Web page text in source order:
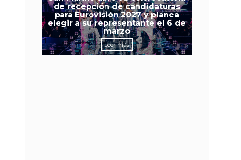
de recepción de candidaturas
para Eurovisión 2027 y planea
elegir a su representante el 6 de
marzo
Leer más